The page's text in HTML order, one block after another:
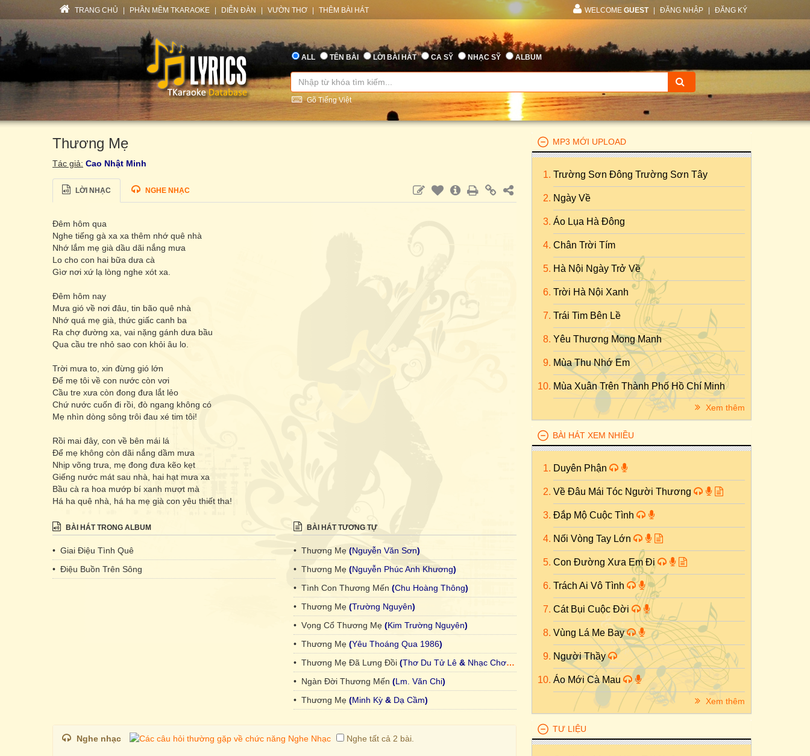
TRANG CHỦ PHẦN MỀM TKARAOKE DIỄN ĐÀN VƯỜN THƠ THÊM BÀI HÁT WELCOME GUEST ĐĂNG NHẬP ĐĂNG KÝ
ALL TÊN BÀI LỜI BÀI HÁT CA SỸ NHẠC SỸ ALBUM
Gõ Tiếng Việt
Thương Mẹ
Tác giả: Cao Nhật Minh
LỜI NHẠC NGHE NHẠC
Đêm hôm qua
Nghe tiếng gà xa xa thêm nhớ quê nhà
Nhớ lắm mẹ già dầu dãi nắng mưa
Lo cho con hai bữa dưa cà
Gìơ nơi xứ lạ lòng nghe xót xa.
Đêm hôm nay
Mưa gió về nơi đâu, tin bão quê nhà
Nhớ quá mẹ già, thức giấc canh ba
Ra chợ đường xa, vai nặng gánh dưa bầu
Qua cầu tre nhỏ sao con khỏi âu lo.
Trời mưa to, xin đừng gió lớn
Để mẹ tôi về con nước còn vơi
Cầu tre xưa còn đong đưa lắt lẻo
Chứ nước cuốn đi rồi, đò ngang không có
Mẹ nhìn dòng sông trôi đau xé tim tôi!
Rồi mai đây, con về bên mái lá
Để mẹ không còn dãi nắng dầm mưa
Nhịp võng trưa, mẹ đong đưa kẽo kẹt
Giếng nước mát sau nhà, hai hạt mưa xa
Bầu cà ra hoa mướp bí xanh mượt mà
Há ha quê nhà, há ha mẹ già con yêu thiết tha!
BÀI HÁT TRONG ALBUM
• Giai Điệu Tình Quê
• Điệu Buồn Trên Sông
BÀI HÁT TƯƠNG TỰ
• Thương Mẹ (Nguyễn Văn Sơn)
• Thương Mẹ (Nguyễn Phúc Anh Khương)
• Tình Con Thương Mến (Chu Hoàng Thông)
• Thương Mẹ (Trường Nguyên)
• Vọng Cổ Thương Mẹ (Kim Trường Nguyên)
• Thương Mẹ (Yêu Thoáng Qua 1986)
• Thương Mẹ Đã Lưng Đồi (Thơ Du Tử Lê & Nhạc Chơn Nhân
• Ngàn Đời Thương Mến (Lm. Văn Chi)
• Thương Mẹ (Minh Kỳ & Dạ Cầm)
Nghe nhạc Nghe tất cả 2 bài.
MP3 MỚI UPLOAD
Trường Sơn Đông Trường Sơn Tây
Ngày Về
Áo Lụa Hà Đông
Chân Trời Tím
Hà Nội Ngày Trở Về
Trời Hà Nội Xanh
Trái Tim Bên Lề
Yêu Thương Mong Manh
Mùa Thu Nhớ Em
Mùa Xuân Trên Thành Phố Hồ Chí Minh
Xem thêm
BÀI HÁT XEM NHIỀU
Duyên Phận
Về Đâu Mái Tóc Người Thương
Đắp Mộ Cuộc Tình
Nối Vòng Tay Lớn
Con Đường Xưa Em Đi
Trách Ai Vô Tình
Cát Bụi Cuộc Đời
Vùng Lá Me Bay
Người Thầy
Áo Mới Cà Mau
Xem thêm
TƯ LIỆU